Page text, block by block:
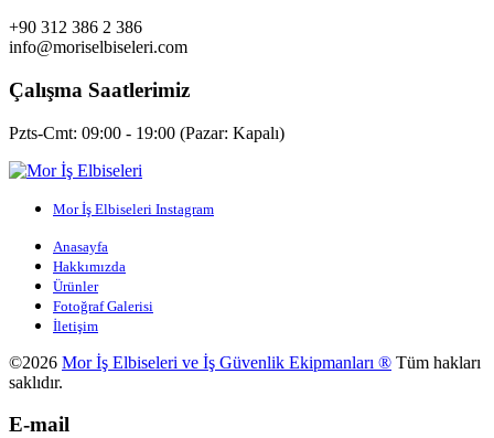
+90 312 386 2 386
info@moriselbiseleri.com
Çalışma Saatlerimiz
Pzts-Cmt: 09:00 - 19:00 (Pazar: Kapalı)
Mor İş Elbiseleri Instagram
Anasayfa
Hakkımızda
Ürünler
Fotoğraf Galerisi
İletişim
©2026 Mor İş Elbiseleri ve İş Güvenlik Ekipmanları ® Tüm hakları
saklıdır.
E-mail